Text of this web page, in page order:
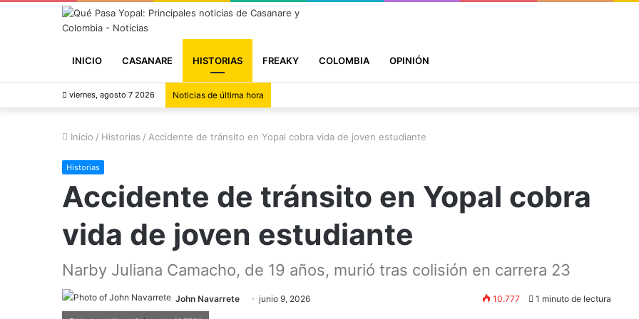
INICIO CASANARE HISTORIAS FREAKY COLOMBIA OPINIÓN
viernes, agosto 7 2026 Noticias de última hora
Inicio / Historias / Accidente de tránsito en Yopal cobra vida de joven estudiante
Historias
Accidente de tránsito en Yopal cobra
vida de joven estudiante
Narby Juliana Camacho, de 19 años, murió tras colisión en carrera 23
John Navarrete junio 9, 2026 10.777 1 minuto de lectura